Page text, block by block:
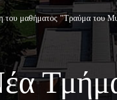
του μαθήματος "Τραύμα του